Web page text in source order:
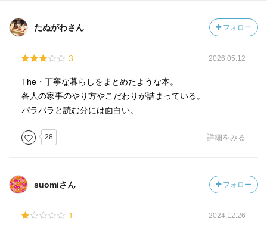
たぬがわさん フォロー
3 2026.05.12
The・丁寧な暮らしをまとめたような本。
各人の家事のやり方やこだわりが詰まっている。
パラパラと読む分には面白い。
28 詳細をみる
suomiさん フォロー
1 2024.12.26